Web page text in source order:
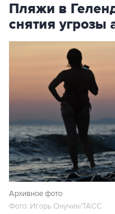
Пляжи в
снятия угрозы
Архивное фото
Фото: Игорь Онучин/ТАСС